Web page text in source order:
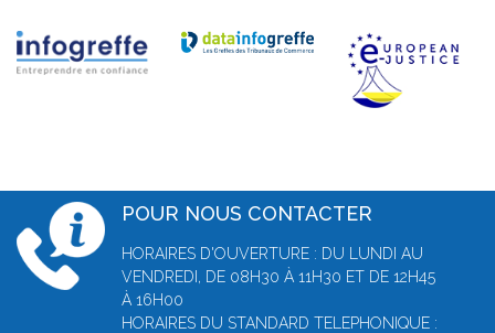
POUR NOUS CONTACTER
HORAIRES D'OUVERTURE : DU LUNDI AU
VENDREDI, DE 08H30 À 11H30 ET DE 12H45
À 16H00
HORAIRES DU STANDARD TELEPHONIQUE :